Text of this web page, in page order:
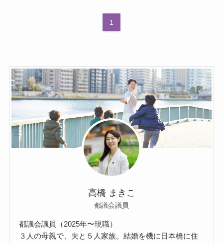
1
高橋 まきこ
都議会議員
都議会議員（2025年〜現職）
３人の母親で、夫と５人家族。結婚を機に日本橋に住